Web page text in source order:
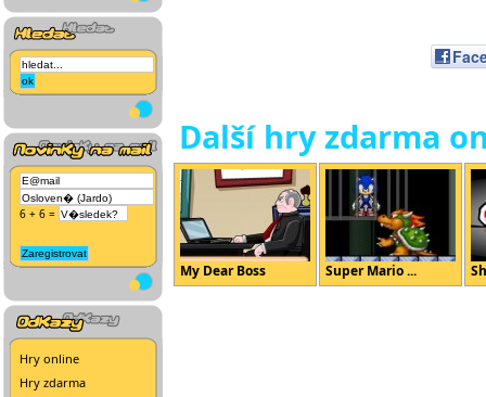
6 + 6 =
Hry online
Hry zdarma
Další hry zdarma
My Dear Boss Super Mario ...